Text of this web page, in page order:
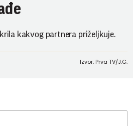
kakvog partnera priželjkuje.
Izvor: Prva TV/J.G.